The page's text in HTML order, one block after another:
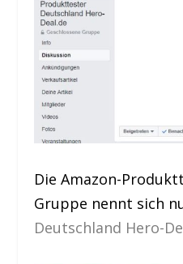
Die Amazon-
Gruppe nennt sich
Deutschland Hero-